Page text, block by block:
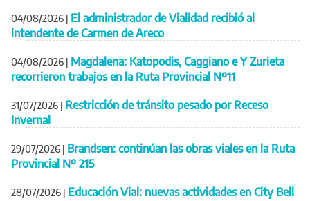
04/08/2026 | El administrador de Vialidad recibió al
intendente de Carmen de Areco
04/08/2026 | Magdalena: Katopodis, Caggiano e Y Zurieta
recorrieron trabajos en la Ruta Provincial Nº11
31/07/2026 | Restricción de tránsito pesado por Receso
Invernal
29/07/2026 | Brandsen: continúan las obras viales en la Ruta
Provincial Nº 215
28/07/2026 | Educación Vial: nuevas actividades en City Bell